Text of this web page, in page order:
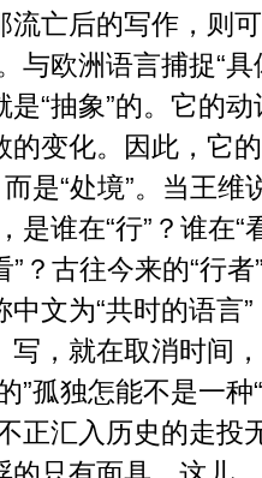
流亡后的写作，则
与欧洲语言捕捉“
是“抽象”的。它的
的变化。因此，它
而是“处境”。当王维
是谁在“行”？谁在“
”？古往今来的“行
中文为“共时的语言
写，就在取消时间
”孤独怎能不是一种
正汇入历史的走投